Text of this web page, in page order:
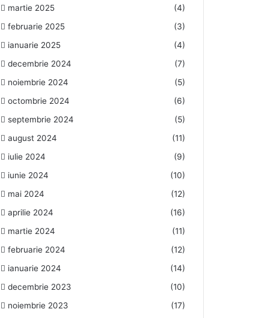
martie 2025
(4)
februarie 2025
(3)
ianuarie 2025
(4)
decembrie 2024
(7)
noiembrie 2024
(5)
octombrie 2024
(6)
septembrie 2024
(5)
august 2024
(11)
iulie 2024
(9)
iunie 2024
(10)
mai 2024
(12)
aprilie 2024
(16)
martie 2024
(11)
februarie 2024
(12)
ianuarie 2024
(14)
decembrie 2023
(10)
noiembrie 2023
(17)